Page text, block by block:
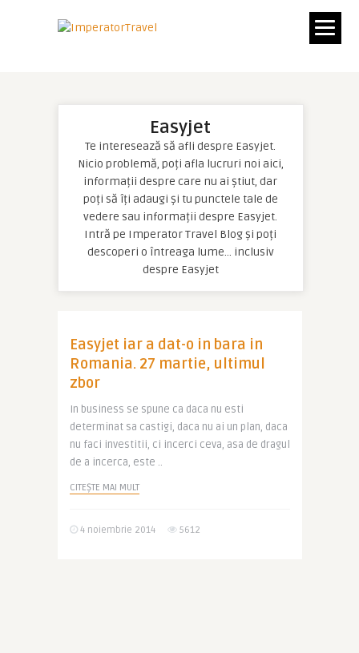
Easyjet
Te interesează să afli despre Easyjet.
Nicio problemă, poți afla lucruri noi aici,
informații despre care nu ai știut, dar
poți să îți adaugi și tu punctele tale de
vedere sau informații despre Easyjet.
Intră pe Imperator Travel Blog și poți
descoperi o întreaga lume… inclusiv
despre Easyjet
Easyjet iar a dat-o in bara in
Romania. 27 martie, ultimul
zbor
In business se spune ca daca nu esti
determinat sa castigi, daca nu ai un plan, daca
nu faci investitii, ci incerci ceva, asa de dragul
de a incerca, este ..
CITEȘTE MAI MULT
4 noiembrie 2014 5612